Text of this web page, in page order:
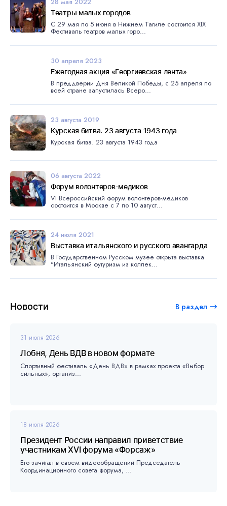
Новости В раздел
31 июля 2026
Лобня, День ВДВ в новом формате
Спортивный фестиваль «День ВДВ» в рамках проекта «Выбор
сильных», организ...
18 июля 2026
Президент России направил приветствие
участникам XVI форума «Форсаж»
Его зачитал в своем видеообращении Председатель
Координационного совета форума, ...
Театры малых городов
С 29 мая по 5 июня в Нижнем Тагиле состоится XIX
Фестиваль театров малых горо...
30 апреля 2023
Ежегодная акция «Георгиевская лента»
В преддверии Дня Великой Победы, с 25 апреля по
всей стране запустилась Всеро...
23 августа 2019
Kурскaя битвa. 23 августа 1943 года
Kурскaя битвa. 23 августа 1943 года
06 августа 2022
Форум волонтеров-медиков
VI Всероссийский форум волонтеров-медиков
состоится в Москве с 7 по 10 август...
24 июля 2021
Выставка итальянского и русского авангарда
В Государственном Русском музее открыта выставка
"Итальянский футуризм из коллек...